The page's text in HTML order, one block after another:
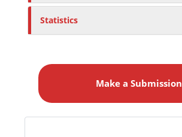
Statistics
a
Make a Submission